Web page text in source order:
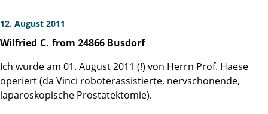
aus Leinefelde herzlichst Danke sagen, denn Sie hat in
beträchtlichem Maße, dazu beigetragen, dass ich mich für
die Martini-Klinik am UKE Hamburg - Eppendorf,
entschieden habe.
Am 04.08.2015 wurde ich von Herrn Prof. Steuber operiert.
Alles verlief nach Plan, auch wenn, auf Grund der Lage des
12. August 2011
Wilfried C. from 24866 Busdorf
Ich wurde am 01. August 2011 (!) von Herrn Prof. Haese
operiert (da Vinci roboterassistierte, nervschonende,
laparoskopische Prostatektomie).